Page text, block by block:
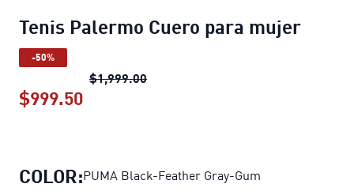
Tenis Palermo Cuero para mujer
-50%
$1,999.00Tenis Palermo Cuero para mujer
$999.50
COLOR:PUMA Black-Feather Gray-Gum